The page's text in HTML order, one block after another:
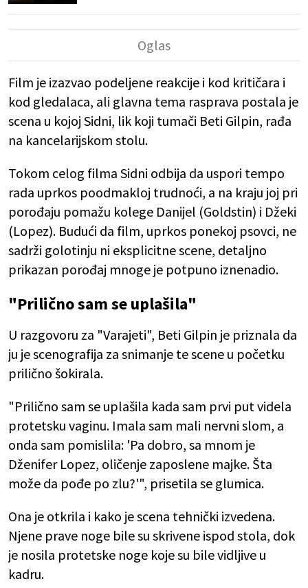
Film je izazvao podeljene reakcije i kod kritičara i
kod gledalaca, ali glavna tema rasprava postala je
scena u kojoj Sidni, lik koji tumači Beti Gilpin, rađa
na kancelarijskom stolu.
Tokom celog filma Sidni odbija da uspori tempo
rada uprkos poodmakloj trudnoći, a na kraju joj pri
porođaju pomažu kolege Danijel (Goldstin) i Džeki
(Lopez). Budući da film, uprkos ponekoj psovci, ne
sadrži golotinju ni eksplicitne scene, detaljno
prikazan porođaj mnoge je potpuno iznenadio.
"Prilično sam se uplašila"
U razgovoru za "Varajeti", Beti Gilpin je priznala da
ju je scenografija za snimanje te scene u početku
prilično šokirala.
"Prilično sam se uplašila kada sam prvi put videla
protetsku vaginu. Imala sam mali nervni slom, a
onda sam pomislila: 'Pa dobro, sa mnom je
Dženifer Lopez, oličenje zaposlene majke. Šta
može da pođe po zlu?'", prisetila se glumica.
Ona je otkrila i kako je scena tehnički izvedena.
Njene prave noge bile su skrivene ispod stola, dok
je nosila protetske noge koje su bile vidljive u
kadru.